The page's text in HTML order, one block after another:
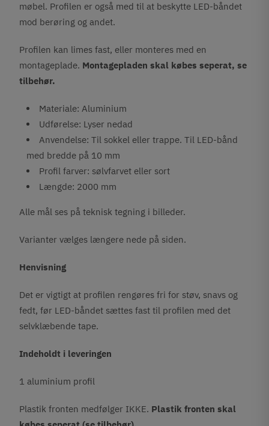
møbel. Profilen er også med til at beskytte LED-båndet
mod berøring og andet.
Profilen kan limes fast, eller monteres med en
montageplade. Montagepladen skal købes seperat, se
tilbehør.
Materiale: Aluminium
Udførelse: Lyser nedad
Anvendelse: Til sokkel eller trappe. Til LED-bånd
med bredde på 10 mm
Profil farver: sølvfarvet eller sort
Længde: 2000 mm
Alle mål ses på teknisk tegning i billeder.
Varianter vælges længere nede på siden.
Henvisning
Det er vigtigt at profilen rengøres fri for støv, snavs og
fedt, før LED-båndet sættes fast til profilen med det
selvklæbende tape.
Indeholdt i leveringen
1 aluminium profil
Plastik fronten medfølger IKKE. Plastik fronten skal